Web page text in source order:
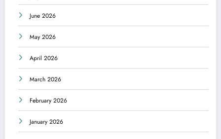
June 2026
May 2026
April 2026
March 2026
February 2026
January 2026